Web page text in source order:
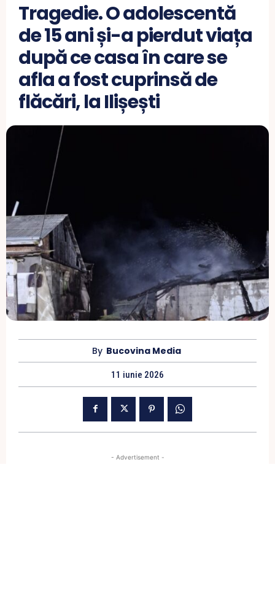
Tragedie. O adolescentă
de 15 ani și-a pierdut viața
după ce casa în care se
afla a fost cuprinsă de
flăcări, la Ilișești
By Bucovina Media
11 iunie 2026
- Advertisement -